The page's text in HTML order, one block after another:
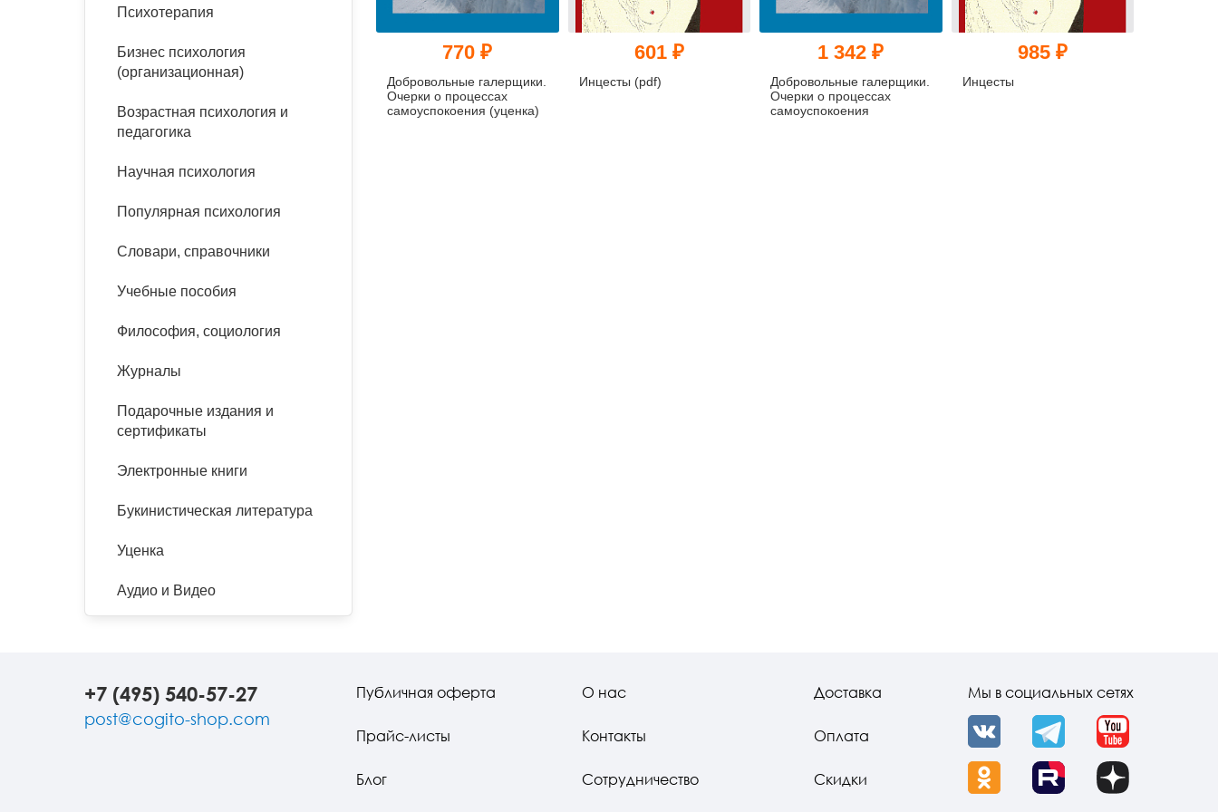
панические атаки
Психодрама
Сказкотерапия
психотерапии
Классический, эриксоновский
эргономика
Социальная психология
Психология развития
организационная психология
психоанализ
Психотерапия
Бизнес психология
(организационная)
Возрастная психология и
педагогика
Научная психология
Популярная психология
Словари, справочники
Учебные пособия
Философия, социология
Журналы
Подарочные издания и
сертификаты
Электронные книги
Букинистическая литература
Уценка
Аудио и Видео
770 ₽
Добровольные галерщики.
Очерки о процессах
самоуспокоения (уценка)
601 ₽
Инцесты (pdf)
1 342 ₽
Добровольные галерщики.
Очерки о процессах
самоуспокоения
985 ₽
Инцесты
+7 (495) 540-57-27
post@cogito-shop.com
Публичная оферта
Прайс-листы
Блог
О нас
Контакты
Сотрудничество
Доставка
Оплата
Скидки
Мы в социальных сетях
VK Telegram YouTube
OK Rutube Dzen